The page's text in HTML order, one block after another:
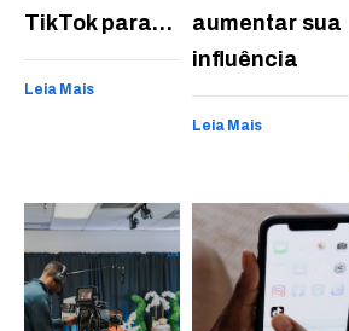
TikTok para…
Leia Mais
aumentar sua
influência
Leia Mais